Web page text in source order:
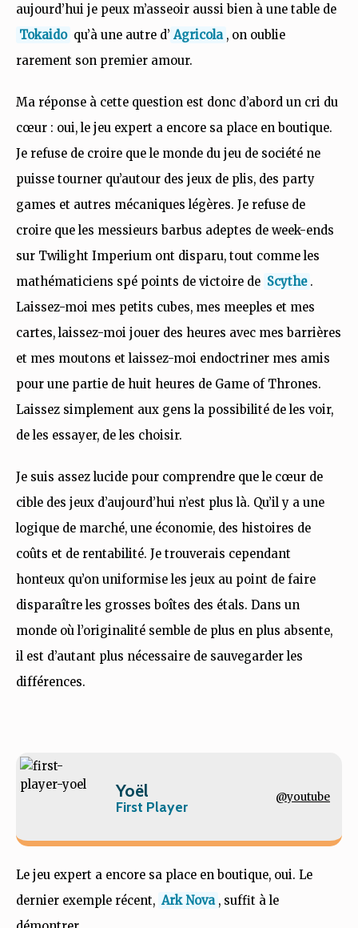
aujourd’hui je peux m’asseoir aussi bien à une table de
Tokaido qu’à une autre d’ Agricola , on oublie
rarement son premier amour.
Ma réponse à cette question est donc d’abord un cri du
cœur : oui, le jeu expert a encore sa place en boutique.
Je refuse de croire que le monde du jeu de société ne
puisse tourner qu’autour des jeux de plis, des party
games et autres mécaniques légères. Je refuse de
croire que les messieurs barbus adeptes de week-ends
sur Twilight Imperium ont disparu, tout comme les
mathématiciens spé points de victoire de Scythe .
Laissez-moi mes petits cubes, mes meeples et mes
cartes, laissez-moi jouer des heures avec mes barrières
et mes moutons et laissez-moi endoctriner mes amis
pour une partie de huit heures de Game of Thrones.
Laissez simplement aux gens la possibilité de les voir,
de les essayer, de les choisir.
Je suis assez lucide pour comprendre que le cœur de
cible des jeux d’aujourd’hui n’est plus là. Qu’il y a une
logique de marché, une économie, des histoires de
coûts et de rentabilité. Je trouverais cependant
honteux qu’on uniformise les jeux au point de faire
disparaître les grosses boîtes des étals. Dans un
monde où l’originalité semble de plus en plus absente,
il est d’autant plus nécessaire de sauvegarder les
différences.
Yoël
First Player
@youtube
Le jeu expert a encore sa place en boutique, oui. Le
dernier exemple récent, Ark Nova , suffit à le